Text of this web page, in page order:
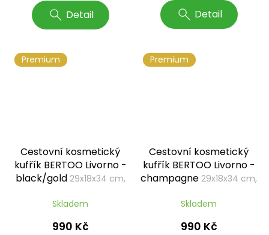
Detail Detail
Premium
Cestovní kosmetický
kufřík BERTOO Livorno -
black/gold 29x18x34 cm,
Skladem
990 Kč
Premium
Cestovní kosmetický
kufřík BERTOO Livorno -
champagne 29x18x34 cm,
Skladem
990 Kč